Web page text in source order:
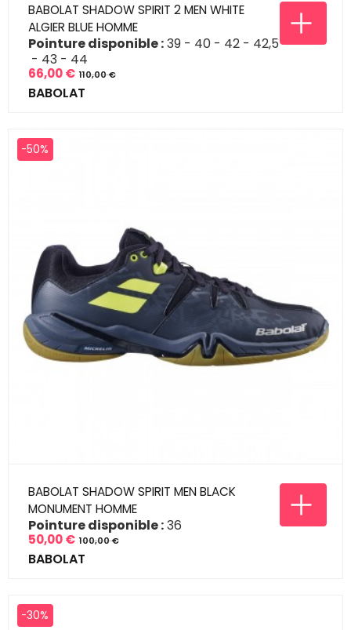
BABOLAT SHADOW SPIRIT 2 MEN WHITE
ALGIER BLUE HOMME
Prix
66,00 €
Prix
de
110,00 €
Pointure disponible :39 40 42
42,5
43
44
BABOLAT
BABOLAT SHADOW SPIRIT MEN BLACK
MONUMENT HOMME
Prix
50,00 €
Prix
de
100,00 €
Pointure disponible :36
BABOLAT
-50%
-30%